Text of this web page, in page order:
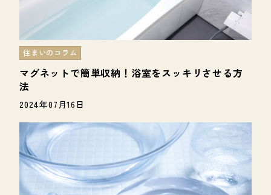
マグネットで簡単収納！浴室をスッキリさせる方
法
住まいのコラム
2024年07月16日